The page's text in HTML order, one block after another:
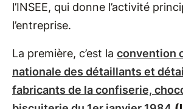
l’INSEE, qui donne l’activité
l’entreprise.
La première, c’est la convention
nationale des détaillants et
fabricants de la confiserie,